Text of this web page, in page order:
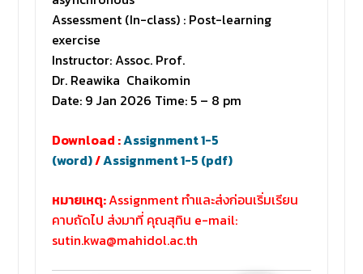
Assessment (In-class) : Post-learning
exercise
Instructor: Assoc. Prof.
Dr. Reawika Chaikomin
Date: 9 Jan 2026 Time: 5 – 8 pm
Download :Assignment 1-5
(word)/Assignment 1-5 (pdf)
หมายเหตุ:Assignment ทำและส่งก่อนเริ่มเรียน
คาบถัดไป ส่งมาที่ คุณสุทิน e-mail:
sutin.kwa@mahidol.ac.th